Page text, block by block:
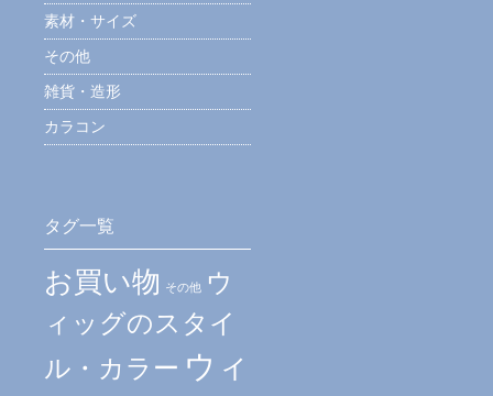
素材・サイズ
その他
雑貨・造形
カラコン
タグ一覧
お買い物 その他 ウ
ィッグのスタイ
ル・カラー ウィ